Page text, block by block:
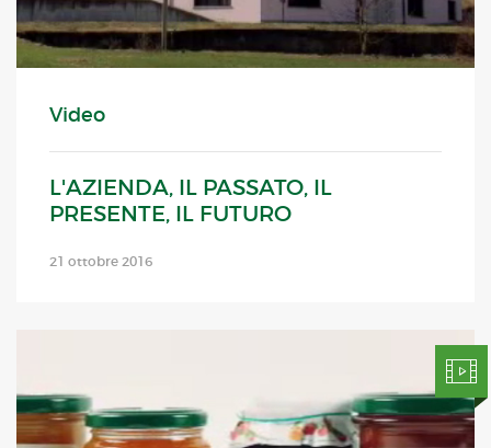
Video
L'AZIENDA, IL PASSATO, IL
PRESENTE, IL FUTURO
21 ottobre 2016